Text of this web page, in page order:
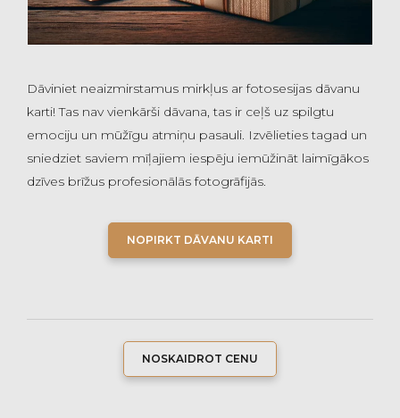
Dāviniet neaizmirstamus mirkļus ar fotosesijas dāvanu
karti! Tas nav vienkārši dāvana, tas ir ceļš uz spilgtu
emociju un mūžīgu atmiņu pasauli. Izvēlieties tagad un
sniedziet saviem mīļajiem iespēju iemūžināt laimīgākos
dzīves brīžus profesionālās fotogrāfijās.
NOPIRKT DĀVANU KARTI
NOSKAIDROT CENU